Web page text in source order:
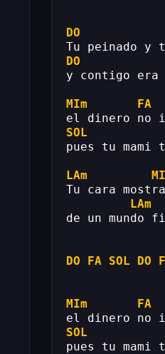
DO
Tu peinado y
DO
y contigo era
MIm
FA
el dinero no
SOL
pues tu mami
LAm
Tu cara
LAm
de un mundo
DO FA SOL DO
MIm
FA
el dinero no
SOL
pues tu mami